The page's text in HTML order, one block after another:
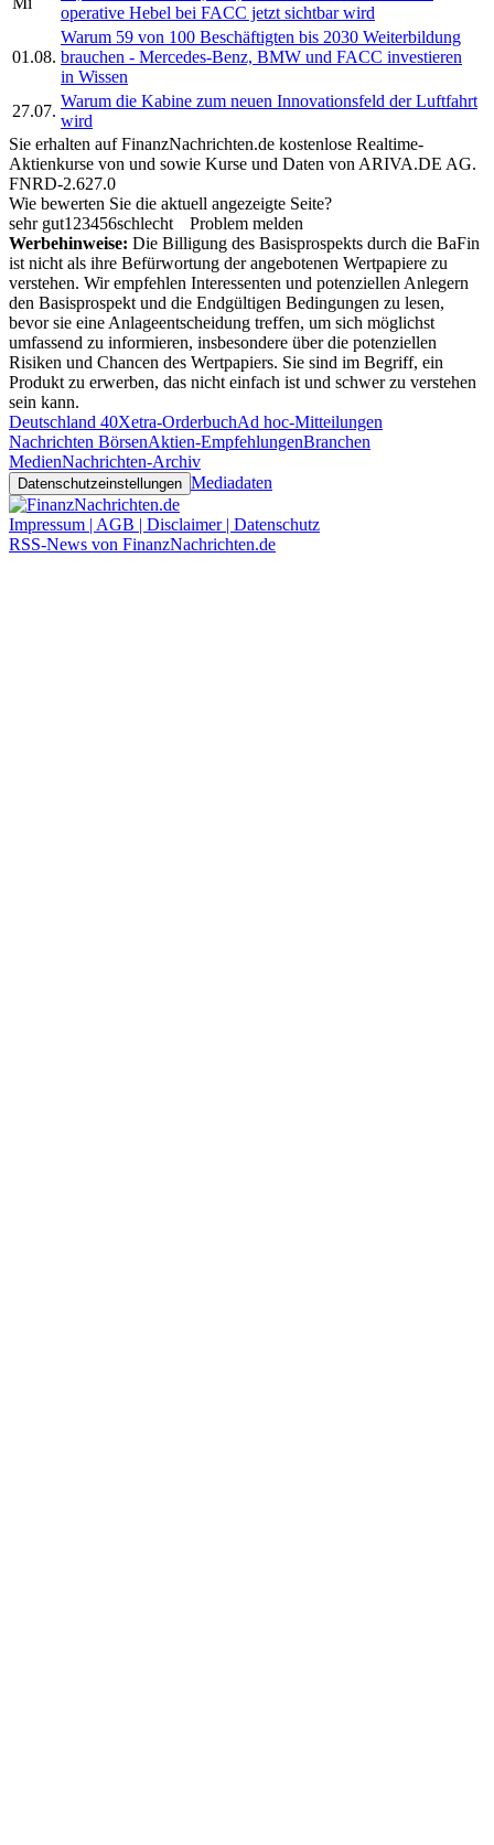
operative Hebel bei FACC jetzt sichtbar wird
01.08.
Warum 59 von 100 Beschäftigten bis 2030 Weiterbildung
brauchen - Mercedes-Benz, BMW und FACC investieren
in Wissen
27.07.
Warum die Kabine zum neuen Innovationsfeld der Luftfahrt
wird
Sie erhalten auf FinanzNachrichten.de kostenlose Realtime-
Aktienkurse von und sowie Kurse und Daten von ARIVA.DE AG.
FNRD-2.627.0
Wie bewerten Sie die aktuell angezeigte Seite?
sehr gut1 23456schlecht
Problem melden
Werbehinweise: Die Billigung des Basisprospekts durch die BaFin
ist nicht als ihre Befürwortung der angebotenen Wertpapiere zu
verstehen. Wir empfehlen Interessenten und potenziellen Anlegern
den Basisprospekt und die Endgültigen Bedingungen zu lesen,
bevor sie eine Anlageentscheidung treffen, um sich möglichst
umfassend zu informieren, insbesondere über die potenziellen
Risiken und Chancen des Wertpapiers. Sie sind im Begriff, ein
Produkt zu erwerben, das nicht einfach ist und schwer zu verstehen
sein kann.
Deutschland 40Xetra-OrderbuchAd hoc-Mitteilungen
Nachrichten BörsenAktien-EmpfehlungenBranchen
MedienNachrichten-Archiv
Datenschutzeinstellungen Mediadaten
Impressum | AGB | Disclaimer | Datenschutz
RSS-News von FinanzNachrichten.de